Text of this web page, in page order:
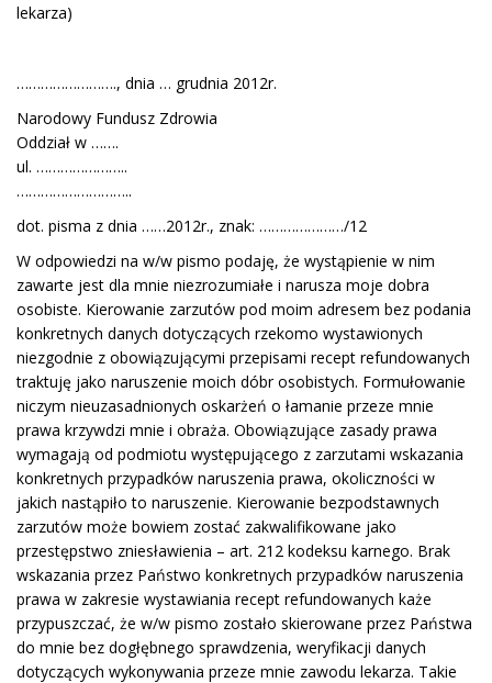
lekarza)
……………………., dnia … grudnia 2012r.
Narodowy Fundusz Zdrowia
Oddział w …….
ul. …………………..
………………………..
dot. pisma z dnia ……2012r., znak: …………………/12
W odpowiedzi na w/w pismo podaję, że wystąpienie w nim
zawarte jest dla mnie niezrozumiałe i narusza moje dobra
osobiste. Kierowanie zarzutów pod moim adresem bez podania
konkretnych danych dotyczących rzekomo wystawionych
niezgodnie z obowiązującymi przepisami recept refundowanych
traktuję jako naruszenie moich dóbr osobistych. Formułowanie
niczym nieuzasadnionych oskarżeń o łamanie przeze mnie
prawa krzywdzi mnie i obraża. Obowiązujące zasady prawa
wymagają od podmiotu występującego z zarzutami wskazania
konkretnych przypadków naruszenia prawa, okoliczności w
jakich nastąpiło to naruszenie. Kierowanie bezpodstawnych
zarzutów może bowiem zostać zakwalifikowane jako
przestępstwo zniesławienia – art. 212 kodeksu karnego. Brak
wskazania przez Państwo konkretnych przypadków naruszenia
prawa w zakresie wystawiania recept refundowanych każe
przypuszczać, że w/w pismo zostało skierowane przez Państwa
do mnie bez dogłębnego sprawdzenia, weryfikacji danych
dotyczących wykonywania przeze mnie zawodu lekarza. Takie